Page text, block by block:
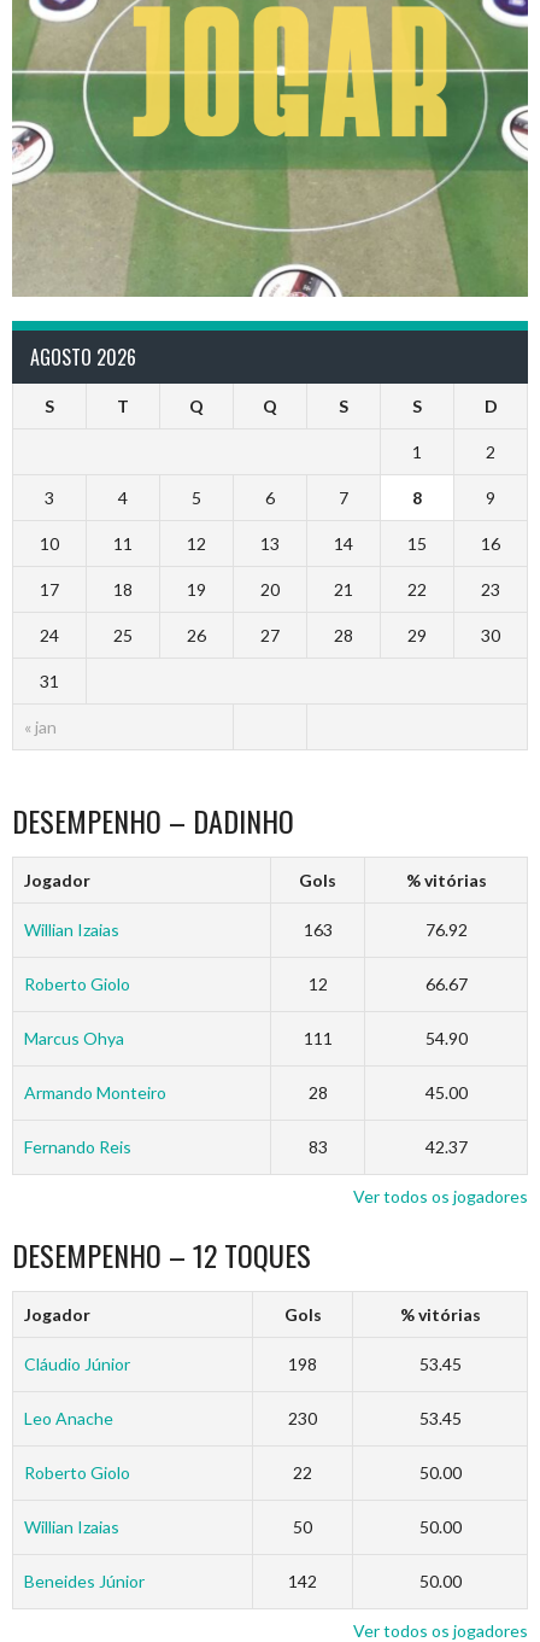
AGOSTO 2026
S T Q Q S S D
« jan
1 2
3 4 5 6 7 8 9
10 11 12 13 14 15 16
17 18 19 20 21 22 23
24 25 26 27 28 29 30
31
DESEMPENHO – DADINHO
Jogador Gols % vitórias
Willian Izaias 163 76.92
Roberto Giolo 12 66.67
Marcus Ohya 111 54.90
Armando Monteiro 28 45.00
Fernando Reis 83 42.37
Ver todos os jogadores
DESEMPENHO – 12 TOQUES
Jogador Gols % vitórias
Cláudio Júnior 198 53.45
Leo Anache 230 53.45
Roberto Giolo 22 50.00
Willian Izaias 50 50.00
Beneides Júnior 142 50.00
Ver todos os jogadores